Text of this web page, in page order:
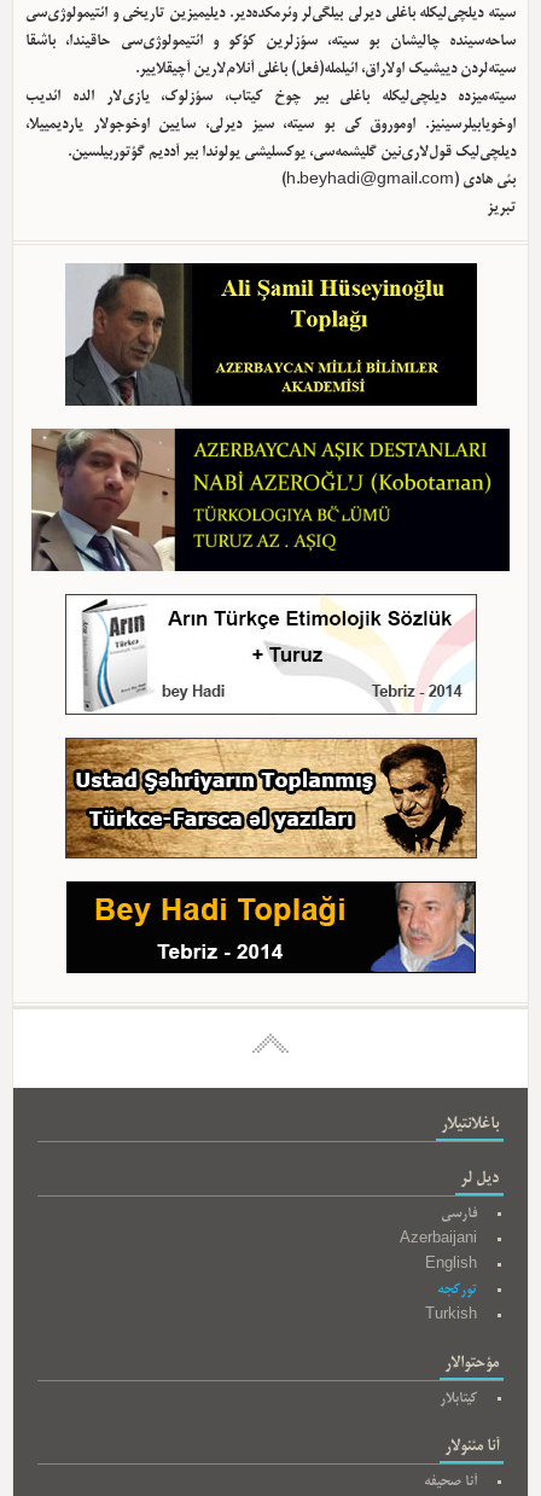
سیته دیلچی‌لیکله باغلی دیرلی بیلگی‌لر وئرمکده‌دیر. دیلیمیزین تاریخی و ائتیمولوژی‌سی
ساحه‌سینده چالیشان بو سیته، سؤزلرین کؤکو و ائتیمولوژی‌سی حاقیندا، باشقا
سیته‌لردن دییشیک اولا‌راق، ائیلمله(فعل) باغلی آنلام‌لارین آچیقلاییر.
سیته‌میزده دیلچی‌لیکله باغلی بیر چوخ کیتاب، سؤزلوک، یازی‌لار الده ائدیب
اوخویابیلرسینیز. اوموروق کی بو سیته، سیز دیرلی، سایین اوخوجولار یاردیمییلا،
دیلچی‌لیک قول‌لاری‌نین گلیشمه‌سی، یوکسلیشی یولوندا بیر آددیم گؤتوربیلسین.
بئی هادی ( h.beyhadi@gmail.com
)
تبریز
باغلانتیلار
دیل لر
فارسی
Azerbaijani
English
تورکجه
Turkish
مؤحتوالار
کیتابلار
آنا مئنولار
آنا صحیفه